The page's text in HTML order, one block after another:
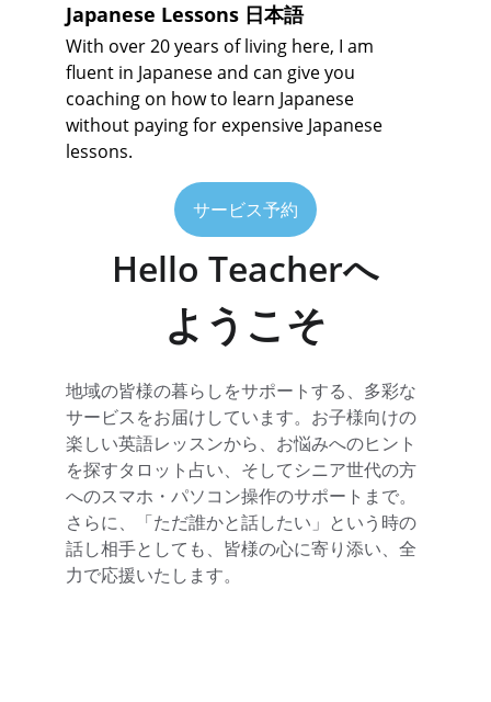
With over 20 years of living here, I am
fluent in Japanese and can give you
coaching on how to learn Japanese
without paying for expensive Japanese
lessons.
Japanese Lessons 日本語
サービス予約
Hello Teacherへ
ようこそ
地域の皆様の暮らしをサポートする、多彩な
サービスをお届けしています。お子様向けの
楽しい英語レッスンから、お悩みへのヒント
を探すタロット占い、そしてシニア世代の方
へのスマホ・パソコン操作のサポートまで。
さらに、「ただ誰かと話したい」という時の
話し相手としても、皆様の心に寄り添い、全
力で応援いたします。